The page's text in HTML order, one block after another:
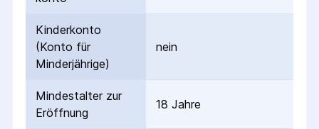
Kinderkonto
(Konto für
Minderjährige)
nein
Mindestalter zur
Eröffnung
18 Jahre